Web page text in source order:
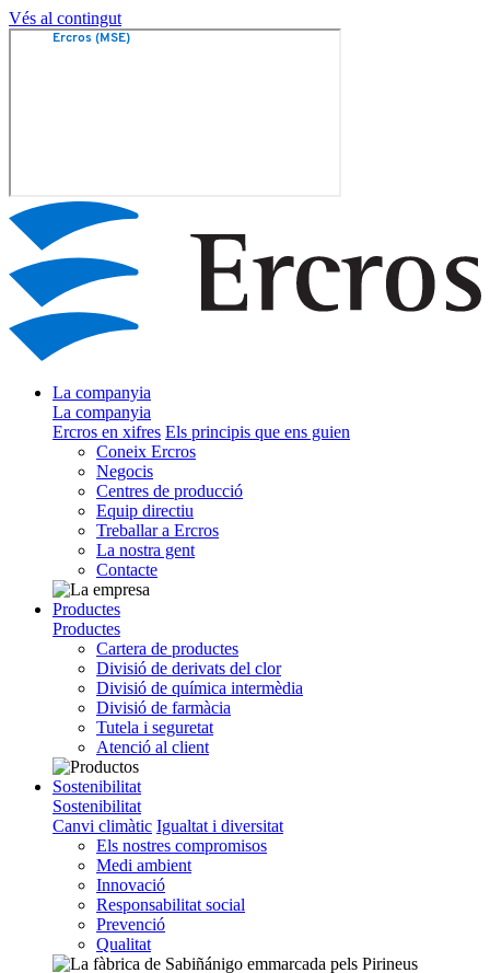
Vés al contingut
La companyia
La companyia
Ercros en xifres Els principis que ens guien
Coneix Ercros
Negocis
Centres de producció
Equip directiu
Treballar a Ercros
La nostra gent
Contacte
Productes
Productes
Cartera de productes
Divisió de derivats del clor
Divisió de química intermèdia
Divisió de farmàcia
Tutela i seguretat
Atenció al client
Sostenibilitat
Sostenibilitat
Canvi climàtic Igualtat i diversitat
Els nostres compromisos
Medi ambient
Innovació
Responsabilitat social
Prevenció
Qualitat